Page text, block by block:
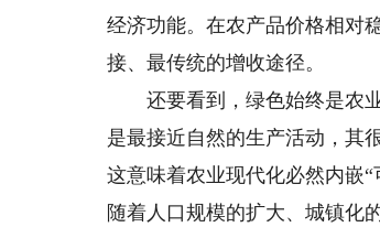
经济功能。在农产品价格相对
接、最传统的增收途径。
还要看到，绿色始终是农业
是最接近自然的生产活动，其
这意味着农业现代化必然内嵌
随着人口规模的扩大、城镇化